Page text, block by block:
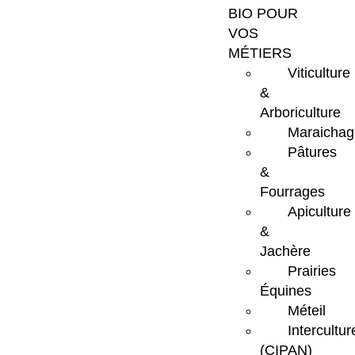
BIO POUR
VOS
MÉTIERS
Viticulture
&
Arboriculture
Pâtures
&
Fourrages
Apiculture
&
Jachère
Prairies
Équines
Méteil
(CIPAN)